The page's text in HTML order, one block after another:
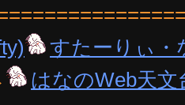
すたーりぃ・
はなのWeb天文